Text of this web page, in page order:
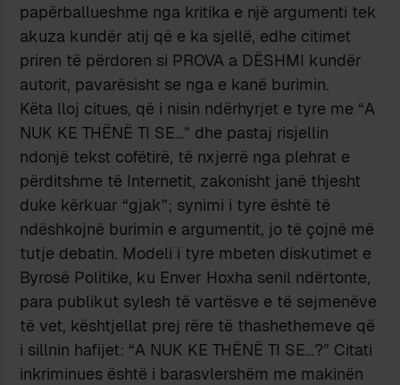
papërballueshme nga kritika e një argumenti tek
akuza kundër atij që e ka sjellë, edhe citimet
priren të përdoren si PROVA a DËSHMI kundër
autorit, pavarësisht se nga e kanë burimin.
Këta lloj citues, që i nisin ndërhyrjet e tyre me “A
NUK KE THËNË TI SE…” dhe pastaj risjellin
ndonjë tekst cofëtirë, të nxjerrë nga plehrat e
përditshme të Internetit, zakonisht janë thjesht
duke kërkuar “gjak”; synimi i tyre është të
ndëshkojnë burimin e argumentit, jo të çojnë më
tutje debatin. Modeli i tyre mbeten diskutimet e
Byrosë Politike, ku Enver Hoxha senil ndërtonte,
para publikut sylesh të vartësve e të sejmenëve
të vet, kështjellat prej rëre të thashethemeve që
i sillnin hafijet: “A NUK KE THËNË TI SE…?” Citati
inkriminues është i barasvlershëm me makinën